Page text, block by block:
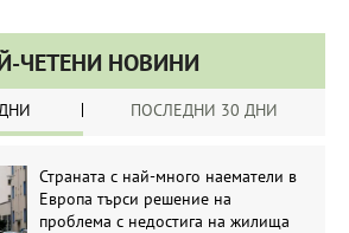
ЧЕТЕНИ НОВИНИ
ПОСЛЕДНИ 30 ДНИ
Страната с най-много наематели в
Европа търси решение на
проблема с недостига на жилища